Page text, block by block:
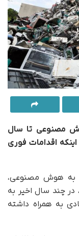
مصنوعی تا سال
اینکه اقدامات فوری
به هوش مصنوعی،
مانند برنامه‌های ChatGPT و Midjourney، در چند سال اخیر به
به همراه داشته